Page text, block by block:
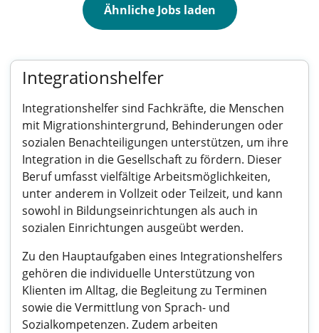
Ähnliche Jobs laden
Integrationshelfer
Integrationshelfer sind Fachkräfte, die Menschen
mit Migrationshintergrund, Behinderungen oder
sozialen Benachteiligungen unterstützen, um ihre
Integration in die Gesellschaft zu fördern. Dieser
Beruf umfasst vielfältige Arbeitsmöglichkeiten,
unter anderem in Vollzeit oder Teilzeit, und kann
sowohl in Bildungseinrichtungen als auch in
sozialen Einrichtungen ausgeübt werden.
Zu den Hauptaufgaben eines Integrationshelfers
gehören die individuelle Unterstützung von
Klienten im Alltag, die Begleitung zu Terminen
sowie die Vermittlung von Sprach- und
Sozialkompetenzen. Zudem arbeiten